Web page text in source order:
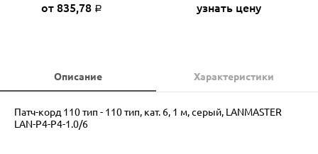
от 835,78 Р узнать цену
Описание Характеристики
Патч-корд 110 тип - 110 тип, кат. 6, 1 м, серый, LANMASTER
LAN-P4-P4-1.0/6